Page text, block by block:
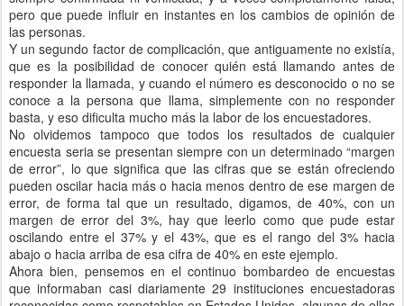
pero que puede influir en instantes en los cambios de opinión de
las personas.
Y un segundo factor de complicación, que antiguamente no existía,
que es la posibilidad de conocer quién está llamando antes de
responder la llamada, y cuando el número es desconocido o no se
conoce a la persona que llama, simplemente con no responder
basta, y eso dificulta mucho más la labor de los encuestadores.
No olvidemos tampoco que todos los resultados de cualquier
encuesta seria se presentan siempre con un determinado “margen
de error”, lo que significa que las cifras que se están ofreciendo
pueden oscilar hacia más o hacia menos dentro de ese margen de
error, de forma tal que un resultado, digamos, de 40%, con un
margen de error del 3%, hay que leerlo como que pude estar
oscilando entre el 37% y el 43%, que es el rango del 3% hacia
abajo o hacia arriba de esa cifra de 40% en este ejemplo.
Ahora bien, pensemos en el continuo bombardeo de encuestas
que informaban casi diariamente 29 instituciones encuestadoras